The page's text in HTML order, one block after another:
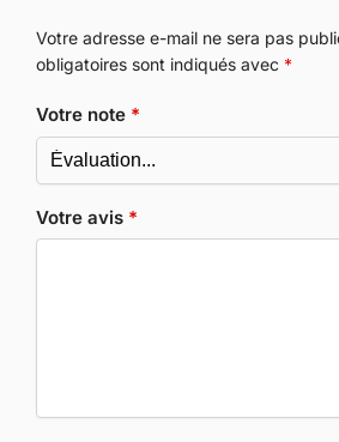
Votre adresse e-mail ne sera pas
obligatoires sont indiqués avec *
Votre note *
Votre avis *